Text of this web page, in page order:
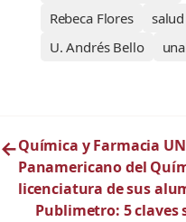
Rebeca Flores
salud
U. Andrés Bello
←Química y Farmacia
Panamericano del
licenciatura de sus
Publimetro: 5